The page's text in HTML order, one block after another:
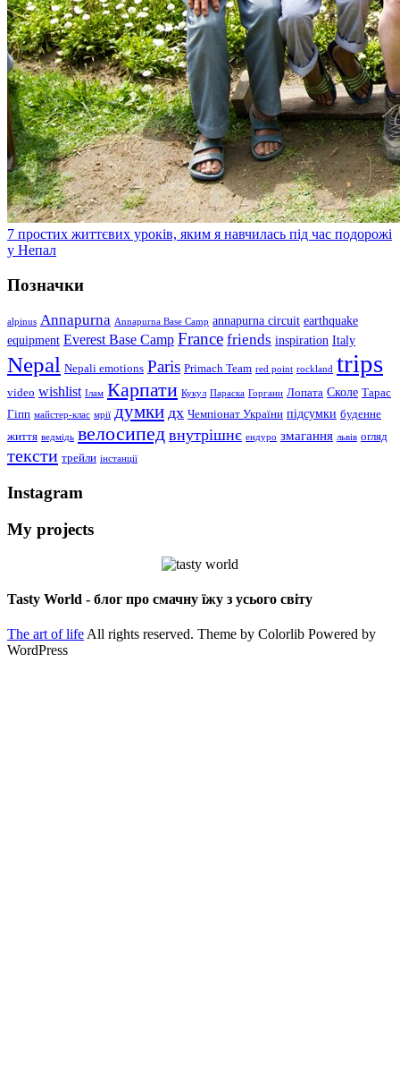
7 простих життєвих уроків, яким я навчилась під час подорожі
у Непал
Позначки
alpinus Annapurna Annapurna Base Camp annapurna circuit earthquake
equipment Everest Base Camp France friends inspiration Italy
Nepal Nepali emotions Paris Primach Team red point rockland trips
video wishlist Ілам Карпати Кукул Параска Горгани Лопата Сколе Тарас
Гіпп майстер-клас мрії думки дх Чемпіонат України підсумки буденне
життя ведмідь велосипед внутрішнє ендуро змагання львів огляд
тексти трейли інстанції
Instagram
My projects
Tasty World - блог про смачну їжу з усього світу
The art of life All rights reserved. Theme by Colorlib Powered by
WordPress